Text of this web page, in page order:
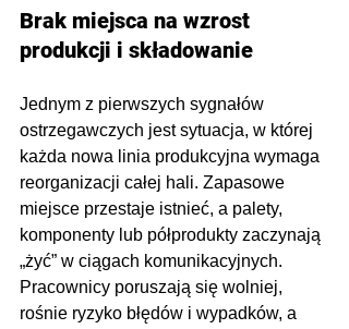
Brak miejsca na wzrost
produkcji i składowanie
Jednym z pierwszych sygnałów
ostrzegawczych jest sytuacja, w której
każda nowa linia produkcyjna wymaga
reorganizacji całej hali. Zapasowe
miejsce przestaje istnieć, a palety,
komponenty lub półprodukty zaczynają
„żyć” w ciągach komunikacyjnych.
Pracownicy poruszają się wolniej,
rośnie ryzyko błędów i wypadków, a